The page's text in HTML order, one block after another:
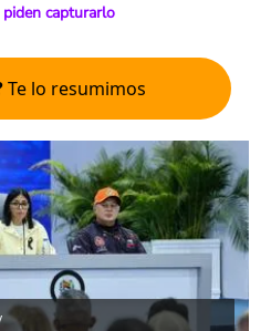
piden capturarlo
Te lo resumimos